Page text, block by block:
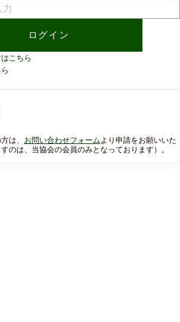
こちら
は、 お問い合わせフォーム より申請をお願いいた
のは、当協会の会員のみとなっております）。